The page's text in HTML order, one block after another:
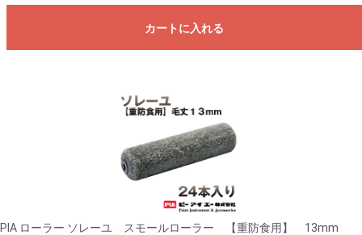
カートに入れる
PIA ローラー ソレーユ スモールローラー 【重防食用】 13mm